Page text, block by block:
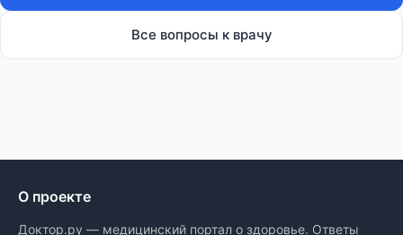
Все вопросы к врачу
О проекте
Доктор.ру — медицинский портал о здоровье. Ответы